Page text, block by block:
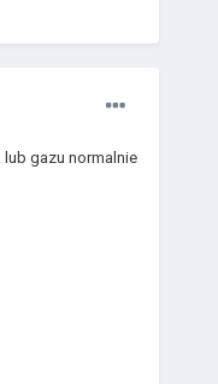
gazu normalnie